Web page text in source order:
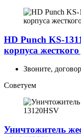
HD Punch KS-
корпуса
Звоните,
Советуем
Уничтожитель